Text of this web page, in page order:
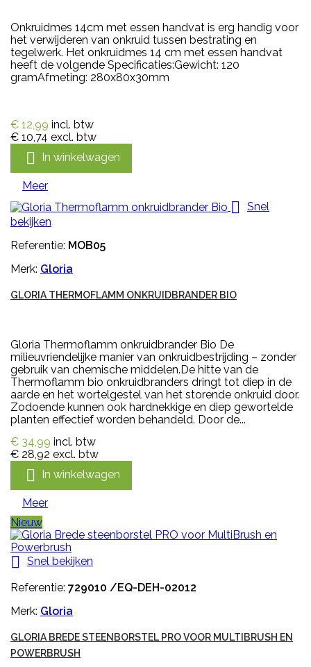
Onkruidmes 14cm met essen handvat is erg handig voor
het verwijderen van onkruid tussen bestrating en
tegelwerk. Het onkruidmes 14 cm met essen handvat
heeft de volgende Specificaties:Gewicht: 120
gramAfmeting: 280x80x30mm
€ 12,99 incl. btw
€ 10,74 excl. btw
 In winkelwagen
Meer
 Snel
bekijken
Referentie: MOB05
Merk: Gloria
GLORIA THERMOFLAMM ONKRUIDBRANDER BIO
Gloria Thermoflamm onkruidbrander Bio De
milieuvriendelijke manier van onkruidbestrijding – zonder
gebruik van chemische middelen.De hitte van de
Thermoflamm bio onkruidbranders dringt tot diep in de
aarde en het wortelgestel van het storende onkruid door.
Zodoende kunnen ook hardnekkige en diep gewortelde
planten effectief worden behandeld. Door de...
€ 34,99 incl. btw
€ 28,92 excl. btw
 In winkelwagen
Meer
Nieuw
 Snel bekijken
Referentie: 729010 /EQ-DEH-02012
Merk: Gloria
GLORIA BREDE STEENBORSTEL PRO VOOR MULTIBRUSH EN
POWERBRUSH